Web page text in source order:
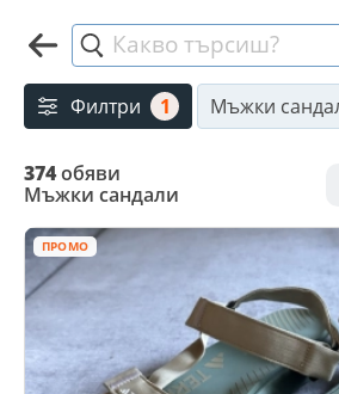
Какво търсиш?
Филтри 1 Мъжки
374обяви
Мъжки сандали
ПРОМО